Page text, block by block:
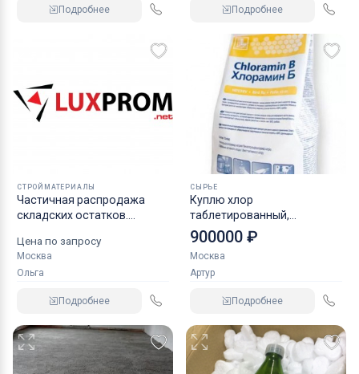
Подробнее Подробнее
СТРОЙМАТЕРИАЛЫ
Частичная распродажа
складских остатков.
Цена по запросу
Москва
Ольга
Подробнее
СЫРЬЕ
Куплю хлор
таблетированный,
железный купорос,
пеногаситель и прочие
неликвиды
900000 ₽
Москва
Артур
Подробнее